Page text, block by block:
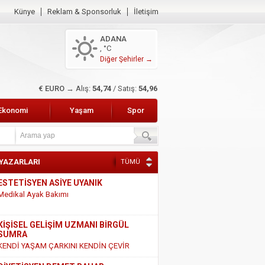
Künye Reklam & Sponsorluk İletişim
ADANA
, °C
Diğer Şehirler →
€ EURO → Alış: 54,74 / Satış: 54,96
Yaşam Spor
TÜMÜ
KİŞİSEL GELİŞİM UZMANI BİRGÜL
DİYETİSYEN DEMET BAHAR
VE SÜT ÜRÜNLERİ HAKKINDAKİ